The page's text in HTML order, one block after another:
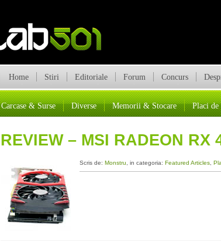
Home Stiri Editoriale Forum Concurs
Carcase & Surse Diverse Memorii & Stocare Placi de
REVIEW – MSI RADEON RX
Scris de: Monstru , in categoria: Featured Articles,